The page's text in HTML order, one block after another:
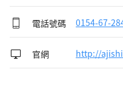
電話號碼 0154-67-
官網 http://